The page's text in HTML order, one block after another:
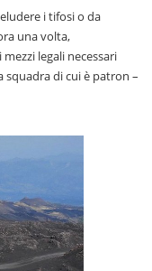
i tifosi o da
una volta,
legali necessari
squadra di cui è patron –